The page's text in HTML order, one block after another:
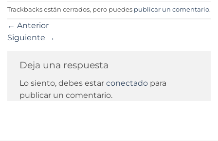
Trackbacks están cerrados, pero puedes publicar un comentario.
← Anterior
Siguiente →
Deja una respuesta
Lo siento, debes estar conectado para
publicar un comentario.